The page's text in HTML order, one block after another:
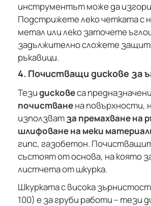
инструментът може да
Подстрижете леко четката с
метал или леко заточете
задължително сложете
ръкавици.
4. Почистващи дискове за
Тезидисковеса предназначени
почистванена повърхности,
използватза премахване на
шлифоване на меки
гипс, газобетон.
състоят от основа, на която
листчета от шкурка.
Шкурката с висока
100) е за груби работи – тези